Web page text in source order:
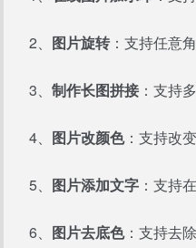
2、 图片旋转：支持任意
3、 制作长图拼接 ：支持
4、 图片改颜色：支持改
5、 图片添加文字 ：支持
6、 图片去底色：支持去